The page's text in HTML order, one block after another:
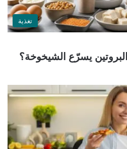
تغذية
يسرّع الشيخوخة؟